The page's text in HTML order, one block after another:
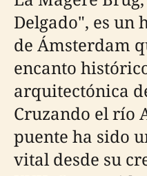
Delgado", es un
de Ámsterdam
encanto
arquitectónica
Cruzando el río
puente ha sido
vital desde su